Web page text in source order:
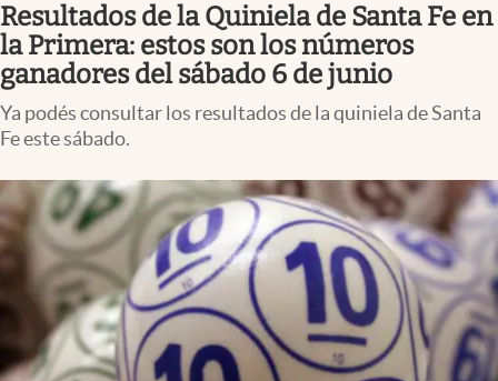
Columnistas
Otras secciones
Infotechnology
Clase
Clima
Mundial 2026
Eventos Corporativos
El Cronista Studio
Resultados de la Quiniela de Santa Fe en
la Primera: estos son los números
ganadores del sábado 6 de junio
Ya podés consultar los resultados de la quiniela de Santa
Fe este sábado.